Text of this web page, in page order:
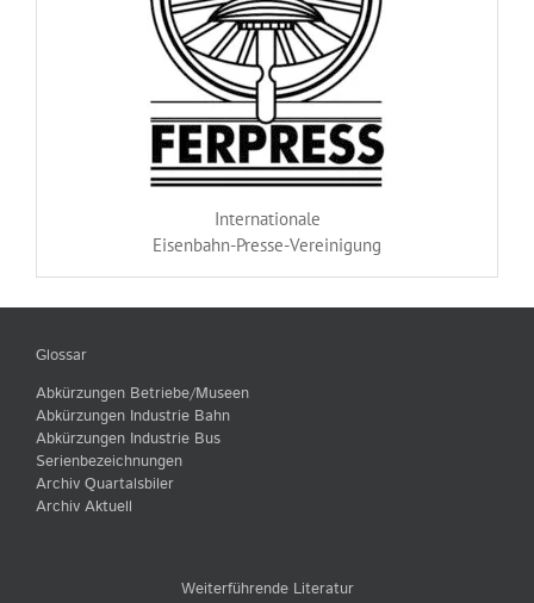
Internationale
Eisenbahn-Presse-Vereinigung
Glossar
Abkürzungen Betriebe/Museen
Abkürzungen Industrie Bahn
Abkürzungen Industrie Bus
Serienbezeichnungen
Archiv Quartalsbiler
Archiv Aktuell
Weiterführende Literatur